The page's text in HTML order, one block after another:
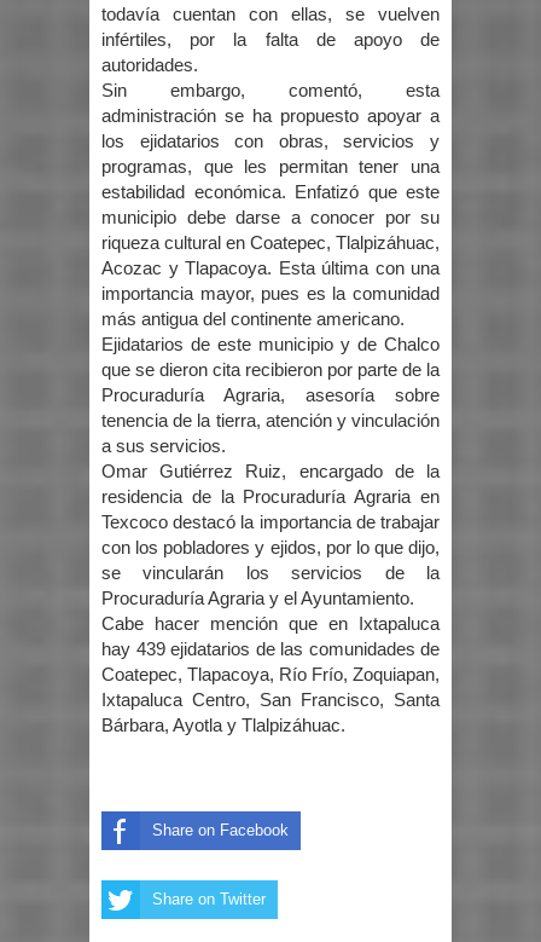
todavía cuentan con ellas, se vuelven
infértiles, por la falta de apoyo de
autoridades.
Sin embargo, comentó, esta
administración se ha propuesto apoyar a
los ejidatarios con obras, servicios y
programas, que les permitan tener una
estabilidad económica. Enfatizó que este
municipio debe darse a conocer por su
riqueza cultural en Coatepec, Tlalpizáhuac,
Acozac y Tlapacoya. Esta última con una
importancia mayor, pues es la comunidad
más antigua del continente americano.
Ejidatarios de este municipio y de Chalco
que se dieron cita recibieron por parte de la
Procuraduría Agraria, asesoría sobre
tenencia de la tierra, atención y vinculación
a sus servicios.
Omar Gutiérrez Ruiz, encargado de la
residencia de la Procuraduría Agraria en
Texcoco destacó la importancia de trabajar
con los pobladores y ejidos, por lo que dijo,
se vincularán los servicios de la
Procuraduría Agraria y el Ayuntamiento.
Cabe hacer mención que en Ixtapaluca
hay 439 ejidatarios de las comunidades de
Coatepec, Tlapacoya, Río Frío, Zoquiapan,
Ixtapaluca Centro, San Francisco, Santa
Bárbara, Ayotla y Tlalpizáhuac.
Share on Facebook
Share on Twitter